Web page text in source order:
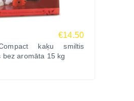
€14.50
kaķu smiltis
bez aromāta 15 kg